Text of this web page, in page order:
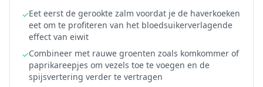
✓Eet eerst de gerookte zalm voordat je de haverkoeken
eet om te profiteren van het bloedsuikerverlagende
effect van eiwit
✓Combineer met rauwe groenten zoals komkommer of
paprikareepjes om vezels toe te voegen en de
spijsvertering verder te vertragen